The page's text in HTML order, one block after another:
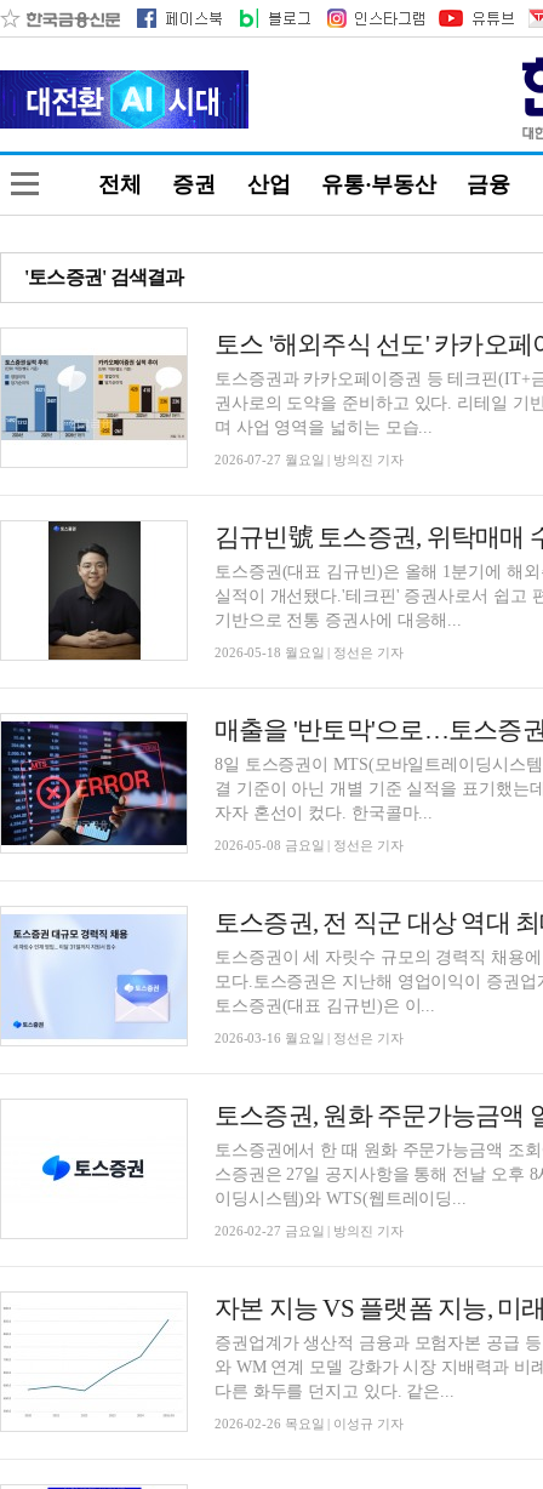
전체 증권 산업 유통·부동산 금융
'토스증권' 검색결과
토스증권과 카카오페이증권 등 테크핀(IT+
권사로의 도약을 준비하고 있다. 리테일 기
며 사업 영역을 넓히는 모습...
2026-07-27 월요일 | 방의진 기자
토스증권(대표 김규빈)은 올해 1분기에 해
실적이 개선됐다.'테크핀' 증권사로서 쉽고
기반으로 전통 증권사에 대응해...
2026-05-18 월요일 | 정선은 기자
매출을 '반토막'으로…토스증
8일 토스증권이 MTS(모바일트레이딩시스
결 기준이 아닌 개별 기준 실적을 표기했는
자자 혼선이 컸다. 한국콜마...
2026-05-08 금요일 | 정선은 기자
토스증권이 세 자릿수 규모의 경력직 채용
모다.토스증권은 지난해 영업이익이 증권
토스증권(대표 김규빈)은 이...
2026-03-16 월요일 | 정선은 기자
토스증권, 원화 주문가능금액
토스증권에서 한 때 원화 주문가능금액 조
스증권은 27일 공지사항을 통해 전날 오후
이딩시스템)와 WTS(웹트레이딩...
2026-02-27 금요일 | 방의진 기자
자본 지능 VS 플랫폼 지능, 미
증권업계가 생산적 금융과 모험자본 공급
와 WM 연계 모델 강화가 시장 지배력과 비
다른 화두를 던지고 있다. 같은...
2026-02-26 목요일 | 이성규 기자